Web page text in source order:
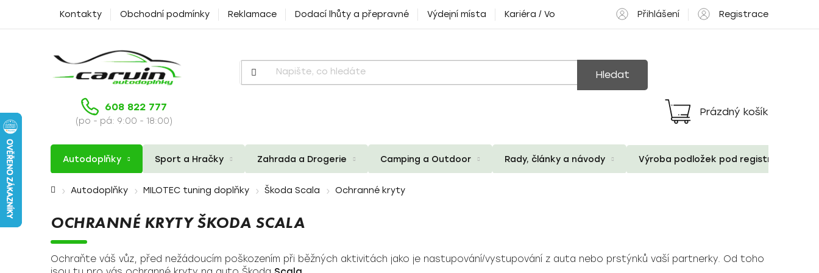
Kontakty Obchodní podmínky Reklamace Dodací lhůty a přepravné Výdejní místa Kariéra / Volné pozice Přihlášení Registrace
Hledat
608 822 777
(po - pá: 9:00 - 18:00)
Nákupní
košík
Prázdný košík
Autodoplňky Sport a Hračky Zahrada a Drogerie Camping a Outdoor Rady, články a návody Výroba podložek pod registrační
Domů Autodoplňky MILOTEC tuning doplňky Škoda Scala Ochranné kryty
OCHRANNÉ KRYTY ŠKODA SCALA
Ochraňte váš vůz, před nežádoucím poškozením při běžných aktivitách jako je nastupování/vystupování z auta nebo prstýnků vaší partnerky. Od toho